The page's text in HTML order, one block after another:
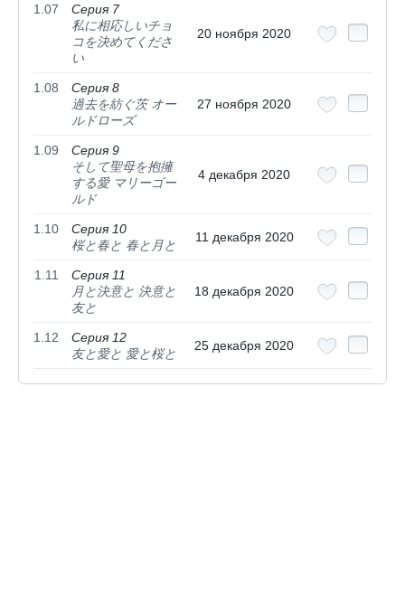
1.07
Серия 7
私に相応しいチョ
コを決めてくださ
い
20 ноября 2020
1.08
Серия 8
過去を紡ぐ茨 オー
ルドローズ
27 ноября 2020
1.09
Серия 9
そして聖母を抱擁
する愛 マリーゴー
ルド
4 декабря 2020
1.10
Серия 10
桜と春と 春と月と
11 декабря 2020
1.11
Серия 11
月と決意と 決意と
友と
18 декабря 2020
1.12
Серия 12
友と愛と 愛と桜と
25 декабря 2020